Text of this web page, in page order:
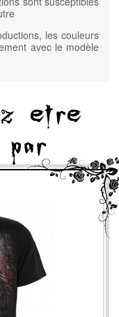
les couleurs
avec le modèle
etre